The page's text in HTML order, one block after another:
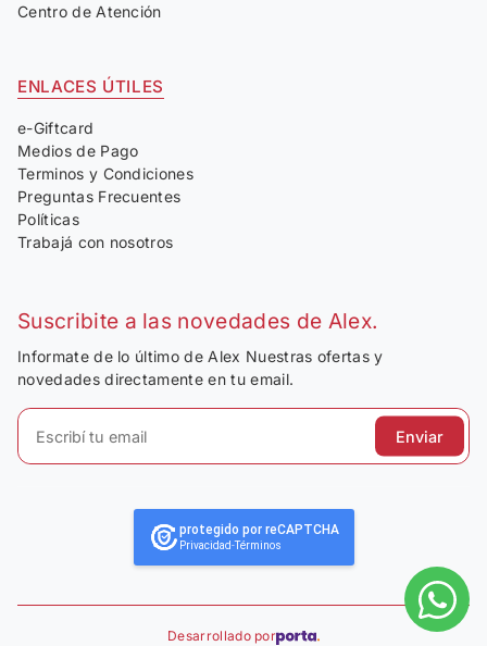
Centro de Atención
ENLACES ÚTILES
e-Giftcard
Medios de Pago
Terminos y Condiciones
Preguntas Frecuentes
Políticas
Trabajá con nosotros
Suscribite a las novedades de Alex.
Informate de lo último de Alex Nuestras ofertas y
novedades directamente en tu email.
Enviar
protegido por reCAPTCHA
Privacidad-Términos
Desarrollado por